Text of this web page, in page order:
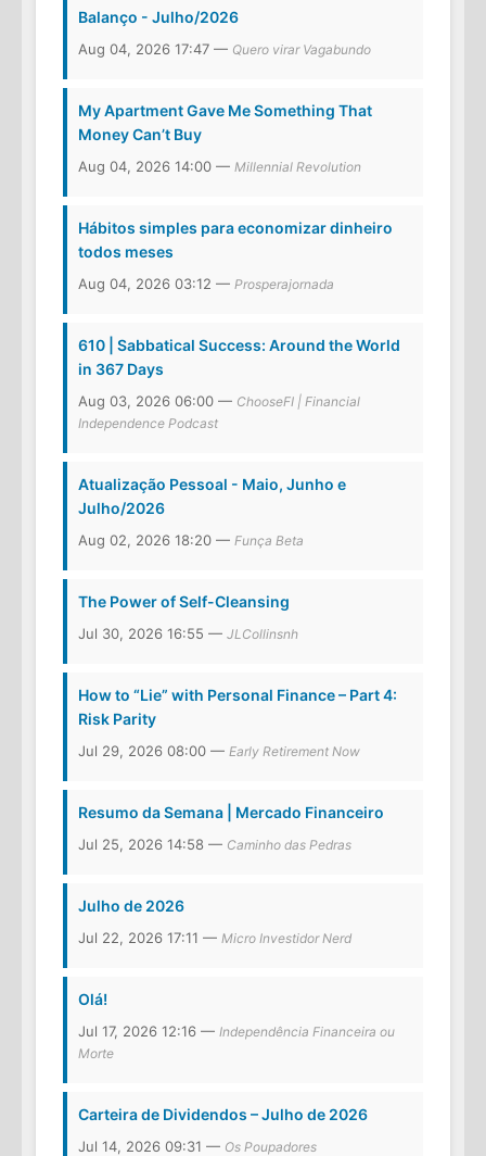
Balanço - Julho/2026
Aug 04, 2026 17:47 — Quero virar Vagabundo
My Apartment Gave Me Something That
Money Can’t Buy
Aug 04, 2026 14:00 — Millennial Revolution
Hábitos simples para economizar dinheiro
todos meses
Aug 04, 2026 03:12 — Prosperajornada
610 | Sabbatical Success: Around the World
in 367 Days
Aug 03, 2026 06:00 — ChooseFI | Financial
Independence Podcast
Atualização Pessoal - Maio, Junho e
Julho/2026
Aug 02, 2026 18:20 — Funça Beta
The Power of Self-Cleansing
Jul 30, 2026 16:55 — JLCollinsnh
How to “Lie” with Personal Finance – Part 4:
Risk Parity
Jul 29, 2026 08:00 — Early Retirement Now
Resumo da Semana | Mercado Financeiro
Jul 25, 2026 14:58 — Caminho das Pedras
Julho de 2026
Jul 22, 2026 17:11 — Micro Investidor Nerd
Olá!
Jul 17, 2026 12:16 — Independência Financeira ou
Morte
Carteira de Dividendos – Julho de 2026
Jul 14, 2026 09:31 — Os Poupadores